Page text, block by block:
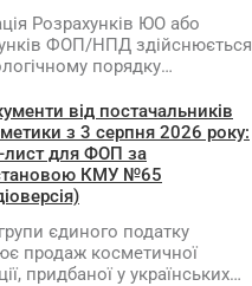
кошти засновникам. Чи
утримувати ПДФО та ВЗ?
Розрахунків ЮО або
ФОП/НПД здійснюється
порядку
звітного
періоду та не
в наступних
від постачальників
з 3 серпня 2026 року:
лист для ФОП за
КМУ №65
єдиного податку
продаж косметичної
придбаної у українських